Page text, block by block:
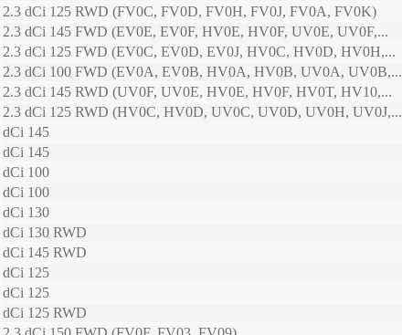
2.3 dCi 125 RWD (FV0C, FV0D, FV0H, FV0J, FV0A, FV0K)
2.3 dCi 145 FWD (EV0E, EV0F, HV0E, HV0F, UV0E, UV0F,...
2.3 dCi 125 FWD (EV0C, EV0D, EV0J, HV0C, HV0D, HV0H,...
2.3 dCi 100 FWD (EV0A, EV0B, HV0A, HV0B, UV0A, UV0B,...
2.3 dCi 145 RWD (UV0F, UV0E, HV0E, HV0F, HV0T, HV10,...
2.3 dCi 125 RWD (HV0C, HV0D, UV0C, UV0D, UV0H, UV0J,...
dCi 145
dCi 145
dCi 100
dCi 100
dCi 130
dCi 130 RWD
dCi 145 RWD
dCi 125
dCi 125
dCi 125 RWD